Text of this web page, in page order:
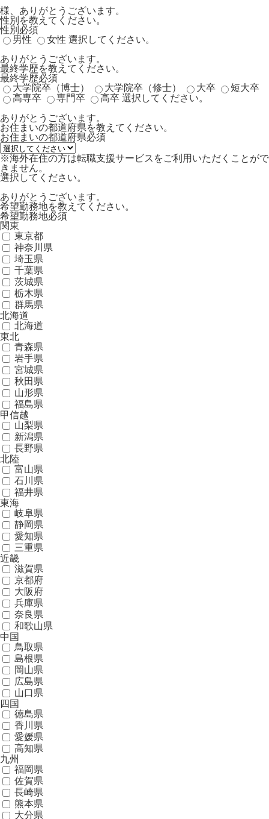
様、ありがとうございます。
性別を教えてください。
性別 必須
男性
女性 選択してください。
ありがとうございます。
最終学歴を教えてください。
最終学歴必須
大学院卒（博士）
大学院卒（修士） 大卒
短大卒
高専卒
専門卒 高卒 選択してください。
ありがとうございます。
お住まいの都道府県を教えてください。
お住まいの都道府県必須
※海外在住の方は転職支援サービスをご利用いただくことがで
きません。
選択してください。
ありがとうございます。
希望勤務地を教えてください。
希望勤務地必須
関東
東京都
神奈川県
埼玉県
千葉県
茨城県
栃木県
群馬県
北海道
北海道
東北
青森県
岩手県
宮城県
秋田県
山形県
福島県
甲信越
山梨県
新潟県
長野県
北陸
富山県
石川県
福井県
東海
岐阜県
静岡県
愛知県
三重県
近畿
滋賀県
京都府
大阪府
兵庫県
奈良県
和歌山県
中国
鳥取県
島根県
岡山県
広島県
山口県
四国
徳島県
香川県
愛媛県
高知県
九州
福岡県
佐賀県
長崎県
熊本県
大分県